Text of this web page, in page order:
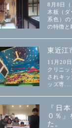
8月8日
木板（
系色）
の特徴と
東近江
11月20
クリニ
されキ
ッズ専.....
『日
０％」
た。